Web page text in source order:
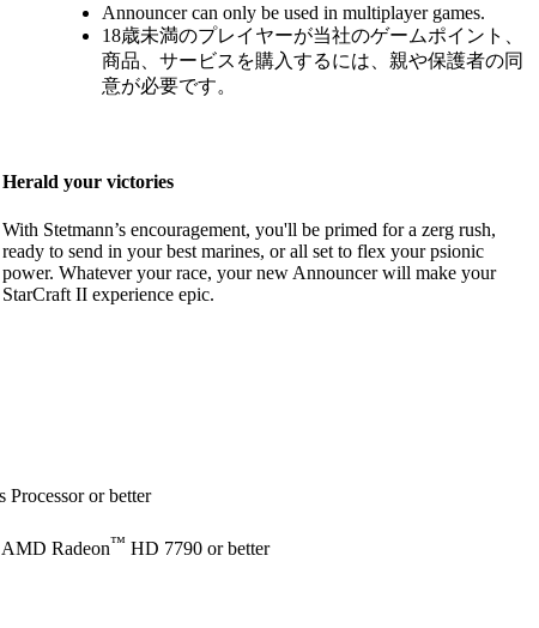
Announcer can only be used in multiplayer games.
18歳未満のプレイヤーが当社のゲームポイント、
商品、サービスを購入するには、親や保護者の同
意が必要です。
Herald your victories
With Stetmann’s encouragement, you'll be primed for a zerg rush,
ready to send in your best marines, or all set to flex your psionic
power. Whatever your race, your new Announcer will make your
StarCraft II experience epic.
or better
Radeon™ HD 7790 or better